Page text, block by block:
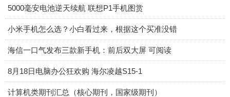
5000毫安电池逆天续航 联想P1手机图赏
小米手机怎么选？小白看过来，根据这个买准没错
海信一口气发布三款新手机：前后双大屏 可阅读
8月18日电脑办公狂欢购 海尔凌越S15-1
计算机类期刊汇总（核心期刊，国家级期刊）